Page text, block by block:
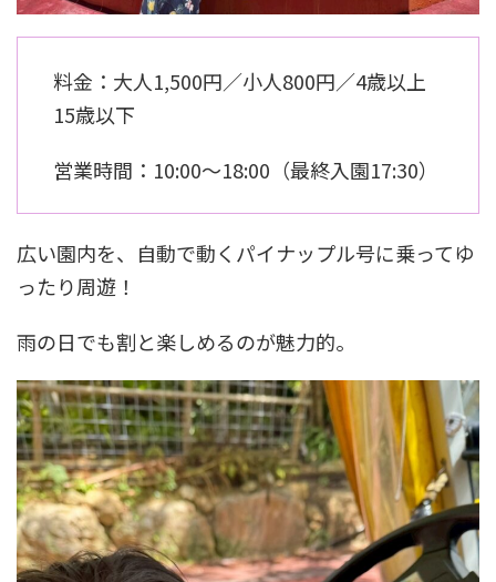
料金：大人1,500円／小人800円／4歳以上
15歳以下
営業時間：10:00〜18:00（最終入園17:30）
広い園内を、自動で動くパイナップル号に乗ってゆ
ったり周遊！
雨の日でも割と楽しめるのが魅力的。